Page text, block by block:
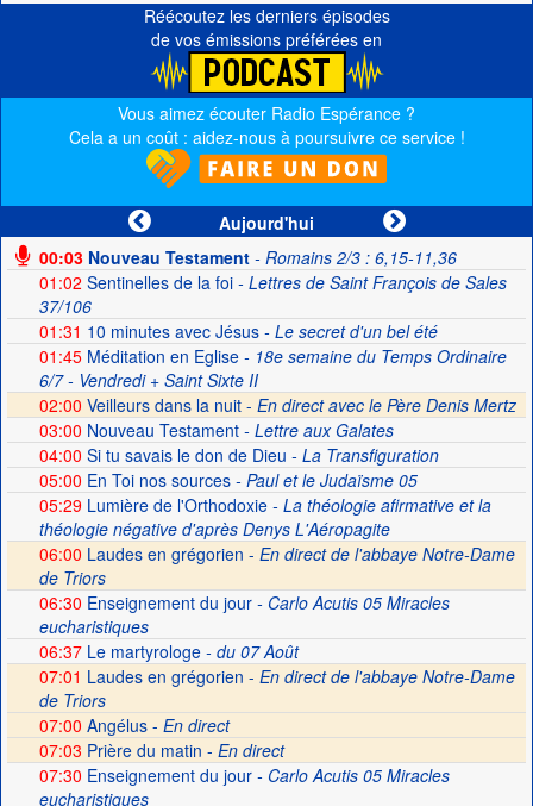
Réécoutez les derniers épisodes
de vos émissions préférées en
Vous aimez écouter Radio Espérance ?
Cela a un coût : aidez-nous à poursuivre ce service !
Aujourd'hui
00:03Nouveau Testament- Romains 2/3 : 6,15-11,36
01:02 Sentinelles de la foi- Lettres de Saint François de Sales
37/106
01:31 10 minutes avec Jésus- Le secret d'un bel été
01:45Méditation en Eglise- 18e semaine du Temps Ordinaire
6/7 - Vendredi + Saint Sixte II
02:00 Veilleurs dans la nuit - En direct avec le Père Denis Mertz
03:00 Nouveau Testament- Lettre aux Galates
04:00 Si tu savais le don de Dieu - La Transfiguration
05:00 En Toi nos sources- Paul et le Judaïsme 05
05:29Lumière de l'Orthodoxie- La théologie afirmative et la
théologie négative d'après Denys L'Aéropagite
06:00 Laudes en grégorien - En direct de l'abbaye Notre-Dame
de Triors
06:30 Enseignement du jour- Carlo Acutis 05 Miracles
eucharistiques
06:37Le martyrologe- du 07 Août
07:01 Laudes en grégorien - En direct de l'abbaye Notre-Dame
de Triors
07:00 Angélus - En direct
07:03 Prière du matin - En direct
07:30 Enseignement du jour- Carlo Acutis 05 Miracles
eucharistiques